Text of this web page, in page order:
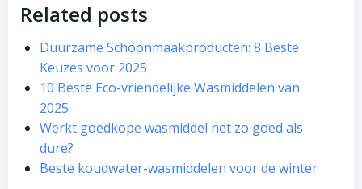
Related posts
Duurzame Schoonmaakproducten: 8 Beste
Keuzes voor 2025
10 Beste Eco-vriendelijke Wasmiddelen van
2025
Werkt goedkope wasmiddel net zo goed als
dure?
Beste koudwater-wasmiddelen voor de winter